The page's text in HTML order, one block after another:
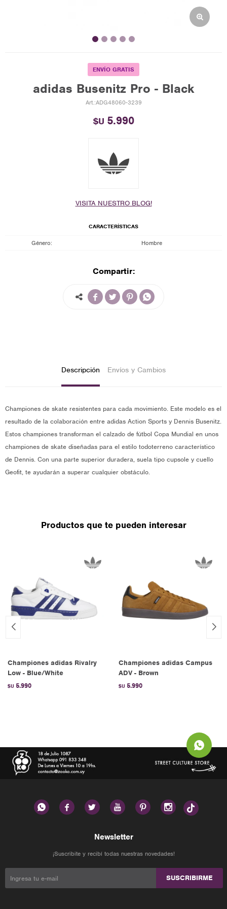
ENVÍO GRATIS
adidas Busenitz Pro - Black
ADG48060-3239
$U 5.990
VISITA NUESTRO BLOG!
CARACTERÍSTICAS
Género Hombre
Compartir:
   
Descripción Envíos y Cambios
Championes de skate resistentes para cada movimiento. Este modelo es el
resultado de la colaboración entre adidas Action Sports y Dennis Busenitz.
Estos championes transforman el calzado de fútbol Copa Mundial en unos
championes de skate diseñadas para el estilo todoterreno característico
de Dennis. Con una parte superior duradera, suela tipo cupsole y cuello
Geofit, te ayudarán a superar cualquier obstáculo.
Productos que te pueden interesar
Championes adidas Rivalry
Low - Blue/White
$U 5.990
Championes adidas Campus
ADV - Brown
$U 5.990
     
Newsletter
¡Suscribite y recibí todas nuestras novedades!
SUSCRIBIRME